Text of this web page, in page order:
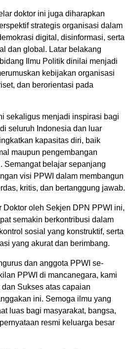
doktor ini juga diharapkan
strategis organisasi dalam
digital, disinformasi, serta
dan global. Latar belakang
Ilmu Politik dinilai menjadi
kebijakan organisasi
dan berorientasi pada
sekaligus menjadi inspirasi bagi
seluruh Indonesia dan luar
kapasitas diri, baik
maupun pengembangan
Semangat belajar sepanjang
visi PPWI dalam membangun
kritis, dan bertanggung jawab.
Doktor oleh Sekjen DPN PPWI ini,
semakin berkontribusi dalam
sosial yang konstruktif, serta
yang akurat dan berimbang.
dan anggota PPWI se-
PPWI di mancanegara, kami
Sukses atas capaian
ini. Semoga ilmu yang
luas bagi masyarakat, bangsa,
resmi keluarga besar